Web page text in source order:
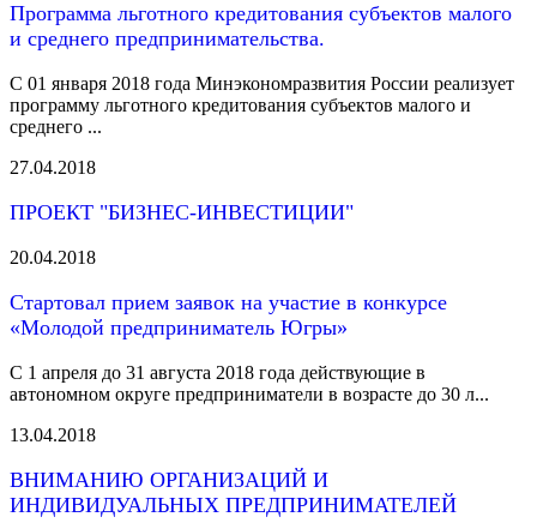
Программа льготного кредитования субъектов малого
и среднего предпринимательства.
С 01 января 2018 года Минэкономразвития России реализует
программу льготного кредитования субъектов малого и
среднего ...
27.04.2018
ПРОЕКТ "БИЗНЕС-ИНВЕСТИЦИИ"
20.04.2018
Стартовал прием заявок на участие в конкурсе
«Молодой предприниматель Югры»
С 1 апреля до 31 августа 2018 года действующие в
автономном округе предприниматели в возрасте до 30 л...
13.04.2018
ВНИМАНИЮ ОРГАНИЗАЦИЙ И
ИНДИВИДУАЛЬНЫХ ПРЕДПРИНИМАТЕЛЕЙ